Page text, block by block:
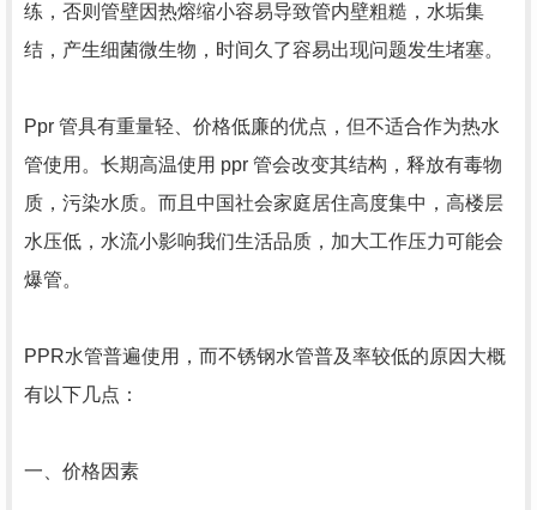
练，否则管壁因热熔缩小容易导致管内壁粗糙，水垢集
结，产生细菌微生物，时间久了容易出现问题发生堵塞。
Ppr 管具有重量轻、价格低廉的优点，但不适合作为热水
管使用。长期高温使用 ppr 管会改变其结构，释放有毒物
质，污染水质。而且中国社会家庭居住高度集中，高楼层
水压低，水流小影响我们生活品质，加大工作压力可能会
爆管。
PPR水管普遍使用，而不锈钢水管普及率较低的原因大概
有以下几点：
一、价格因素